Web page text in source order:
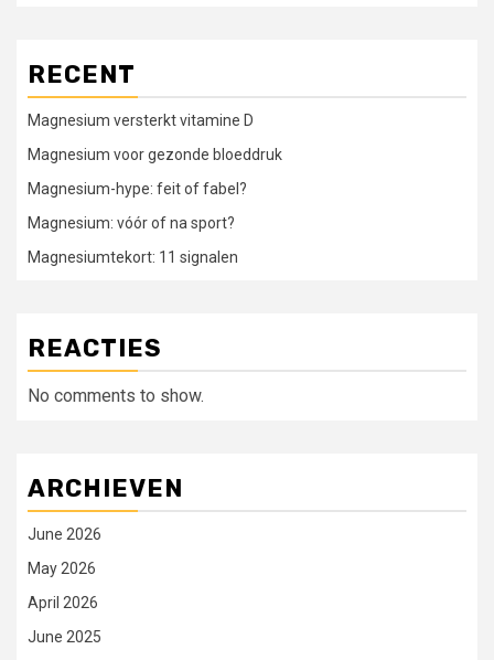
RECENT
Magnesium versterkt vitamine D
Magnesium voor gezonde bloeddruk
Magnesium-hype: feit of fabel?
Magnesium: vóór of na sport?
Magnesiumtekort: 11 signalen
REACTIES
No comments to show.
ARCHIEVEN
June 2026
May 2026
April 2026
June 2025